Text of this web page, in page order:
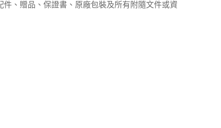
、贈品、保證書、原廠包裝及所有附隨文件或資